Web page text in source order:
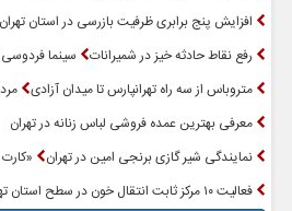
افزایش پنج برابری ظرفیت بازرسی در استان تهران
رفع نقاط حادثه خیز در شمیرانات
سینما
متروباس از سه راه تهرانپارس تا میدان آزادی
معرفی بهترین عمده فروشی لباس زنانه در تهران
نمایندگی شیر گازی برنجی امین در تهران
فعالیت ۱۰ مرکز ثابت انتقال خون در سطح استان تهران